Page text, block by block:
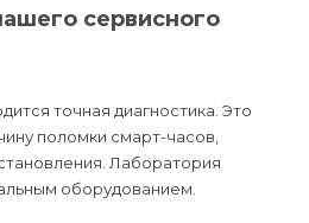
сервисного
точная диагностика. Это
поломки смарт-часов,
Лаборатория
оборудованием.